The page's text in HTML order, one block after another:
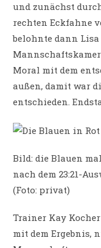
und zunächst
rechten Eckfahne
belohnte dann
Moral mit dem
außen, damit war
entschieden.
Bild: die Blauen
nach dem 23:21-
(Foto: privat)
Trainer Kay
mit dem Ergebnis,